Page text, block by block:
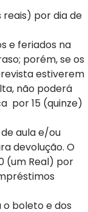
reais) por dia de
e feriados na
porém, se os
estiverem
não poderá
por 15 (quinze)
aula e/ou
devolução. O
(um Real) por
boleto e dos